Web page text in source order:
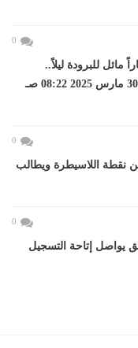
0
مائل للبرودة ليلاً..
والعظمى فى القاهرة...اليوم الأحد، 30 مارس 2025 08:22 صـ
0
اللاسيطرة ويطالب
0
موقع التنسيق يواصل إتاحة التسجيل